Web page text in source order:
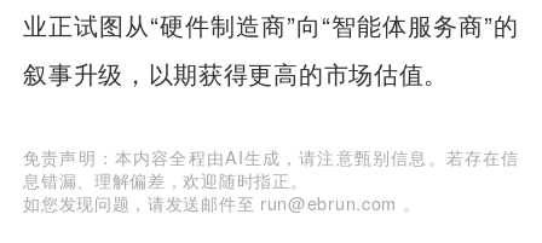
业正试图从“硬件制造商”向“智能体服务商”的
叙事升级，以期获得更高的市场估值。
免责声明：本内容全程由AI生成，请注意甄别信息。若存在信
息错漏、理解偏差，欢迎随时指正。
如您发现问题，请发送邮件至 run@ebrun.com 。